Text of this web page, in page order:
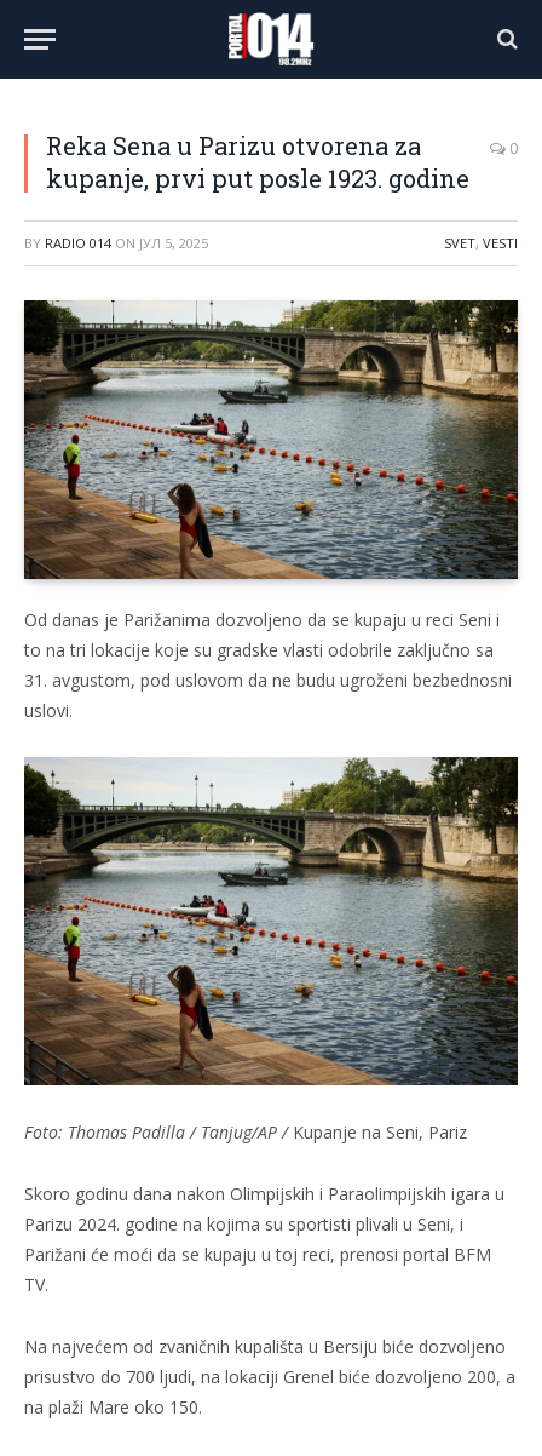
Reka Sena u Parizu otvorena za
kupanje, prvi put posle 1923. godine
0
BY RADIO 014 ON ЈУЛ 5, 2025 SVET, VESTI
Od danas je Parižanima dozvoljeno da se kupaju u reci Seni i
to na tri lokacije koje su gradske vlasti odobrile zaključno sa
31. avgustom, pod uslovom da ne budu ugroženi bezbednosni
uslovi.
Foto: Thomas Padilla / Tanjug/AP /Kupanje na Seni, Pariz
Skoro godinu dana nakon Olimpijskih i Paraolimpijskih igara u
Parizu 2024. godine na kojima su sportisti plivali u Seni, i
Parižani će moći da se kupaju u toj reci, prenosi portal BFM
TV.
Na najvećem od zvaničnih kupališta u Bersiju biće dozvoljeno
prisustvo do 700 ljudi, na lokaciji Grenel biće dozvoljeno 200, a
na plaži Mare oko 150.